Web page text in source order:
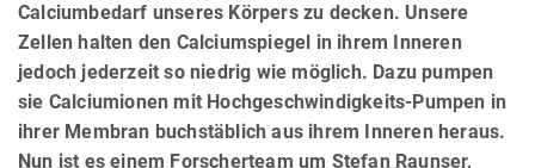
Calciumbedarf unseres Körpers zu decken. Unsere
Zellen halten den Calciumspiegel in ihrem Inneren
jedoch jederzeit so niedrig wie möglich. Dazu pumpen
sie Calciumionen mit Hochgeschwindigkeits-Pumpen in
ihrer Membran buchstäblich aus ihrem Inneren heraus.
Nun ist es einem Forscherteam um Stefan Raunser,